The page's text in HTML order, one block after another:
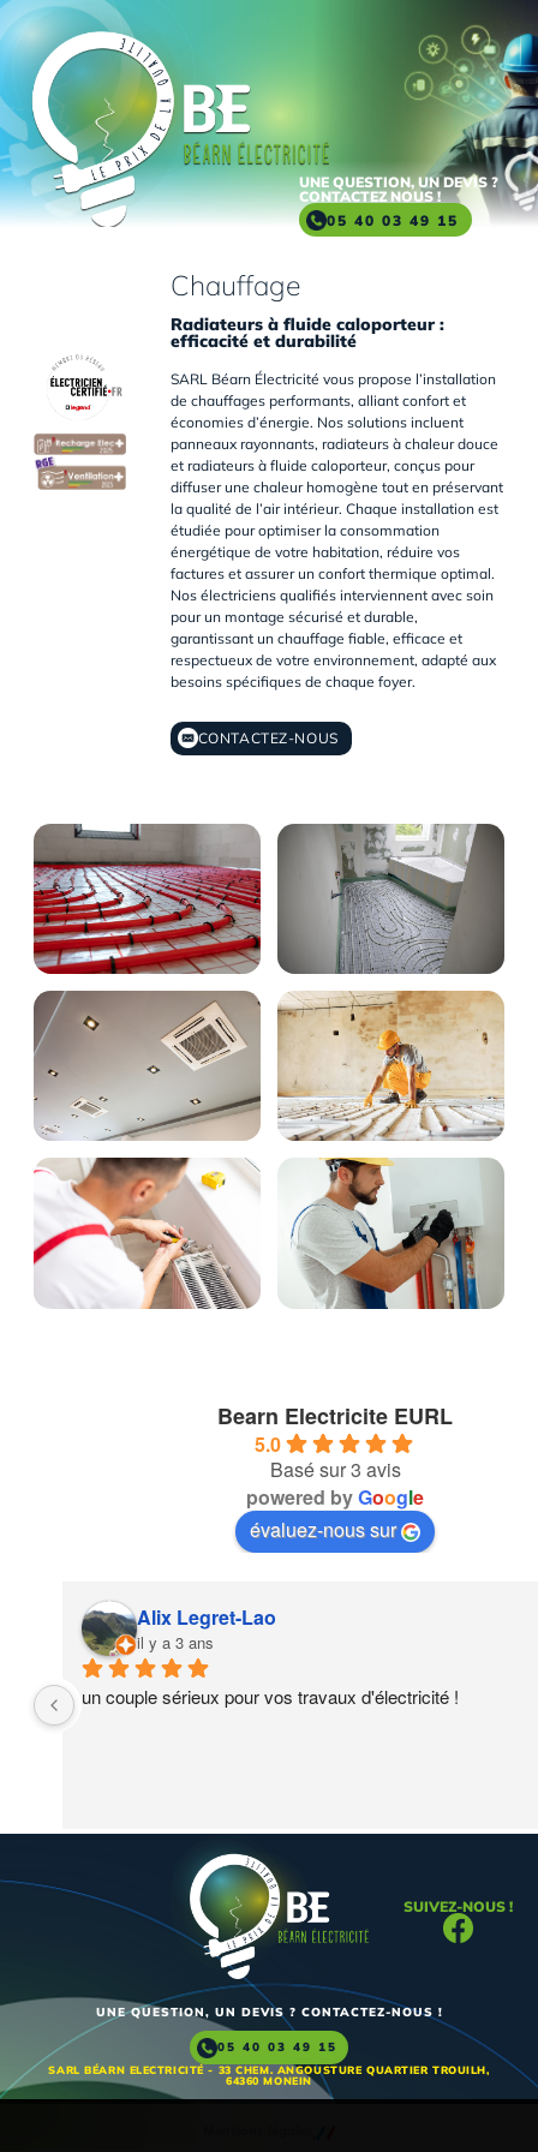
Aller
au
contenu
principal
Chauffage
Radiateurs à fluide caloporteur :
efficacité et durabilité
SARL Béarn Électricité vous propose l’installation
de chauffages performants, alliant confort et
économies d’énergie. Nos solutions incluent
panneaux rayonnants, radiateurs à chaleur douce
et radiateurs à fluide caloporteur, conçus pour
diffuser une chaleur homogène tout en préservant
la qualité de l’air intérieur. Chaque installation est
étudiée pour optimiser la consommation
énergétique de votre habitation, réduire vos
factures et assurer un confort thermique optimal.
Nos électriciens qualifiés interviennent avec soin
pour un montage sécurisé et durable,
garantissant un chauffage fiable, efficace et
respectueux de votre environnement, adapté aux
besoins spécifiques de chaque foyer.
CONTACTEZ-NOUS
UNE QUESTION, UN DEVIS ?
CONTACTEZ NOUS !
05 40 03 49 15
Bearn Electricite EURL
5.0
Basé sur 3 avis
powered byGoogle
évaluez-nous sur
Alix Legret-Lao
il y a 3 ans
un couple sérieux pour vos travaux d'électricité !
UNE QUESTION, UN DEVIS ? CONTACTEZ-NOUS !
05 40 03 49 15
SARL BÉARN ELECTRICITÉ - 33 CHEM. ANGOUSTURE QUARTIER TROUILH,
64360 MONEIN
SUIVEZ-NOUS !